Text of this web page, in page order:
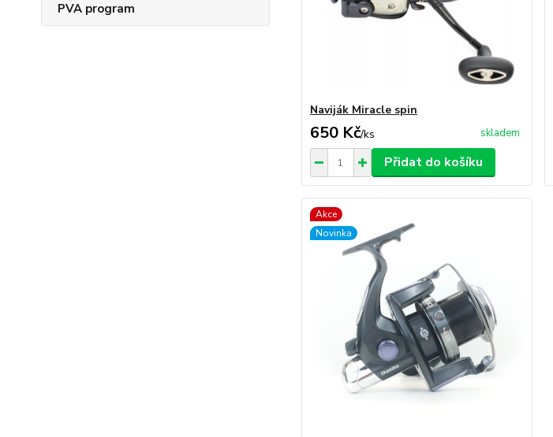
PVA program
Naviják Miracle spin
650 Kč/ks skladem
Přidat do košíku
Akce
Novinka